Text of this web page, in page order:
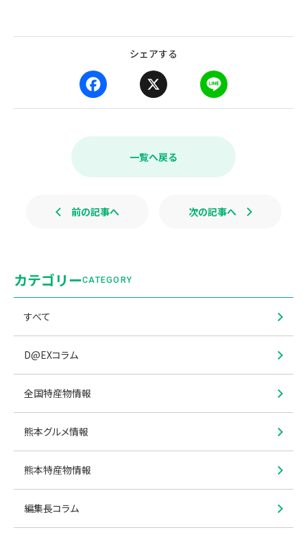
シェアする
e
k
e
一覧へ戻る
前の記事へ 次の記事へ
カテゴリーCATEGORY
すべて
D@EXコラム
全国特産物情報
熊本グルメ情報
熊本特産物情報
編集長コラム